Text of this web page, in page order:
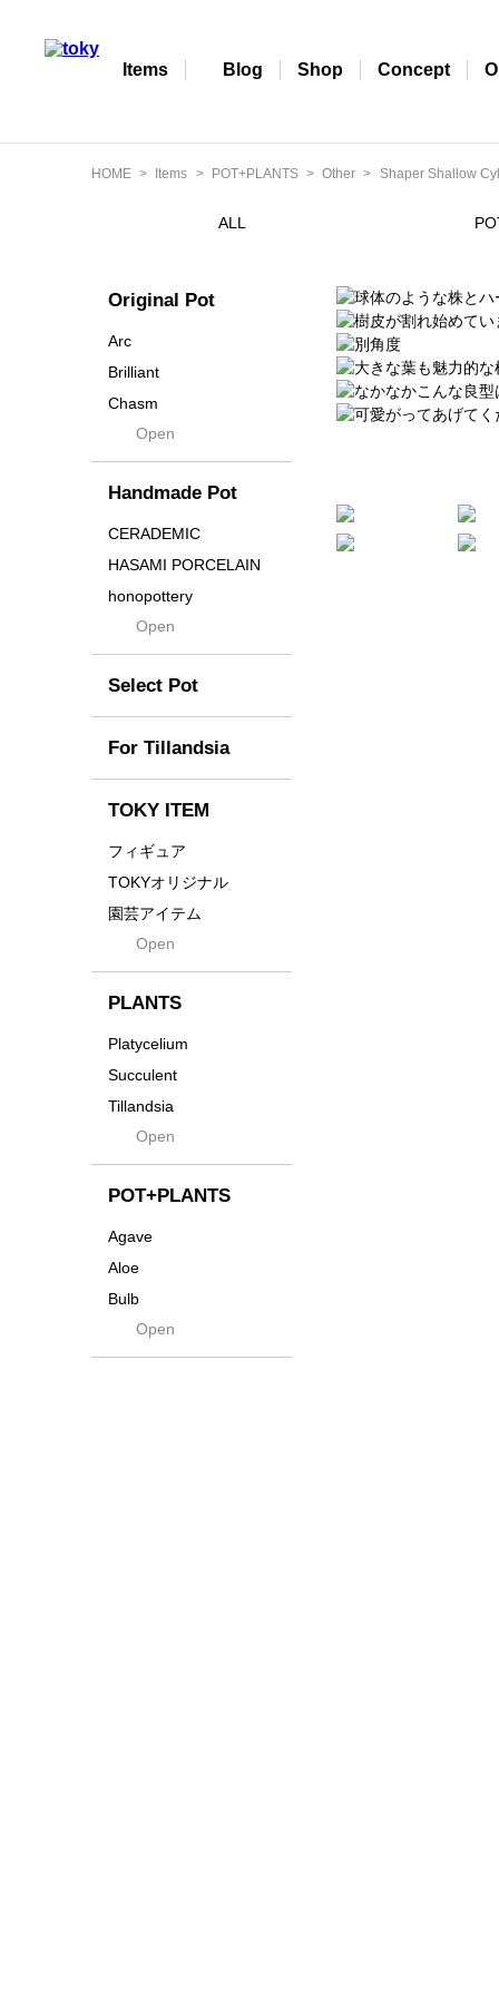
Items Blog Shop Concept
HOME Items POT+PLANTS Other Shaper Shallow
ALL
Original Pot
Arc
Brilliant
Chasm
Contra
Cream
Crown
Distortion
Drop
DUNE
Flames
For
Former
Fused
Earth
emeth
Enhance
Grid
Innocence
Kodama
Native
Progress
Quartz
RAKU
Open
Handmade Pot
CERADEMIC
HASAMI PORCELAIN
honopottery
nocturne
tamanhayat
TETSUYA OZAWA
Scratch
Takehiro Ito
Yuya Iha
Open
Select Pot
For Tillandsia
TOKY ITEM
フィギュア
TOKYオリジナル
園芸アイテム
土・化粧石・活力剤
インテリア・デザイン雑
その他
Open
PLANTS
Platycelium
Succulent
Tillandsia
SeedsOpen
POT+PLANTS
Agave
Aloe
Bulb
Cactus
Caudex
Open